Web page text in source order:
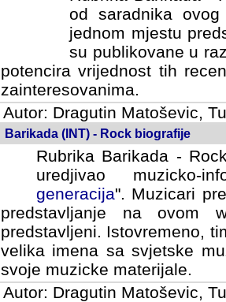
od saradnika
jednom mjestu
su publikovane u
potencira vrijednost tih
zainteresovanima.
Autor: Dragutin Matoševic,
Barikada (INT) - Rock biografije
Rubrika Barikada -
uredjivao muzicko-
Muzicari predstavljeni u
na ovom web portalu
Istovremeno, tim nacinom
sa svjetske muzicke scene
materijale.
Autor: Dragutin Matoševic,